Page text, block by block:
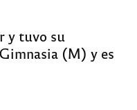
y tuvo su
(M) y es